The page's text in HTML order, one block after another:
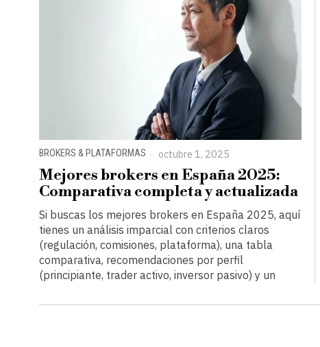
BROKERS & PLATAFORMAS octubre 1, 2025
Mejores brokers en España 2025:
Comparativa completa y actualizada
Si buscas los mejores brokers en España 2025, aquí
tienes un análisis imparcial con criterios claros
(regulación, comisiones, plataforma), una tabla
comparativa, recomendaciones por perfil
(principiante, trader activo, inversor pasivo) y un